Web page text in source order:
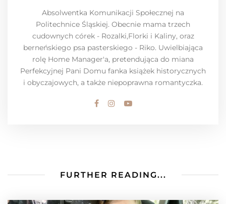
Absolwentka Komunikacji Społecznej na
Politechnice Śląskiej. Obecnie mama trzech
cudownych córek - Rozalki,Florki i Kaliny, oraz
berneńskiego psa pasterskiego - Riko. Uwielbiająca
rolę Home Manager'a, pretendująca do miana
Perfekcyjnej Pani Domu fanka książek historycznych
i obyczajowych, a także niepoprawna romantyczka.
FURTHER READING...